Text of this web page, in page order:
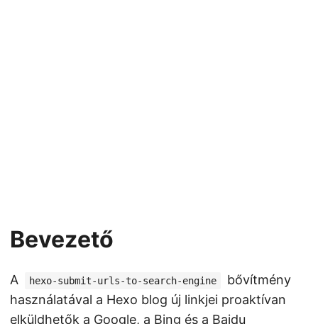
Bevezető
A hexo-submit-urls-to-search-engine
bővítmény
használatával a Hexo blog új linkjei proaktívan
elküldhetők a Google, a Bing és a Baidu